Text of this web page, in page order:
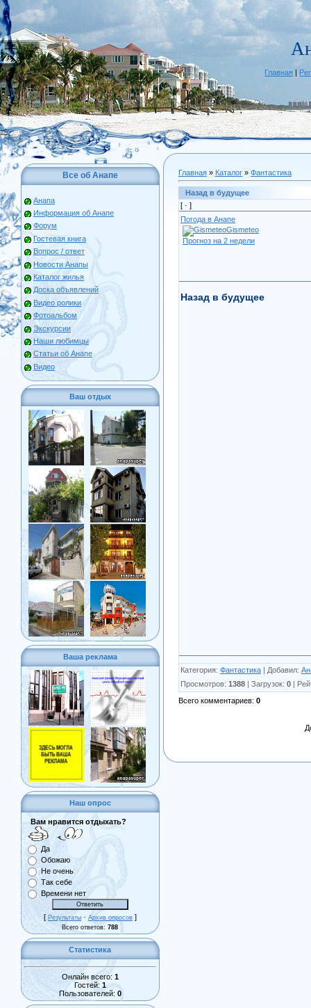
Главная |
Все об Анапе
Анапа
Информация об Анапе
Форум
Гостевая книга
Вопрос / ответ
Новости Анапы
Каталог жилья
Доска объявлений
Видео ролики
Фотоальбом
Экскурсии
Наши любимцы
Статьи об Анапе
Видео
Ваш отдых
Ваша реклама
Наш опрос
Вам нравится отдыхать?
Да
Обожаю
Не очень
Так себе
Времени нет
[ Результаты · Архив опросов ]
Всего ответов:788
Статистика
Онлайн всего: 1
Гостей: 1
Пользователей: 0
Главная » Каталог » Фантастика
Назад в будущее
[ · ]
Погода в Анапе
Gismeteo
Прогноз на 2 недели
Назад в будущее
Категория: Фантастика | Добавил:
Просмотров: 1388 | Загрузок: 0 |
Всего комментариев: 0